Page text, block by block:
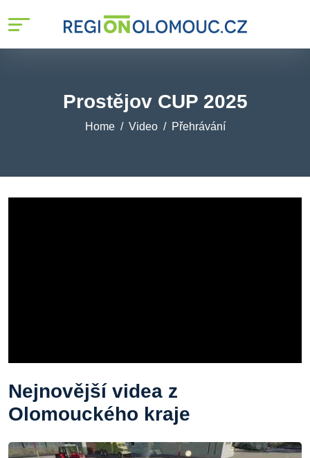
Prostějov CUP 2025
Home Video Přehrávání
Nejnovější videa z
Olomouckého kraje